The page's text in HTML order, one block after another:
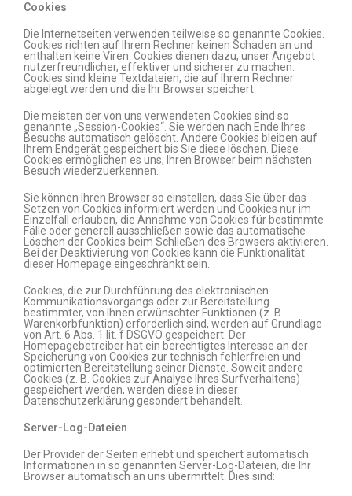
Cookies
Die Internetseiten verwenden teilweise so genannte Cookies.
Cookies richten auf Ihrem Rechner keinen Schaden an und
enthalten keine Viren. Cookies dienen dazu, unser Angebot
nutzerfreundlicher, effektiver und sicherer zu machen.
Cookies sind kleine Textdateien, die auf Ihrem Rechner
abgelegt werden und die Ihr Browser speichert.
Die meisten der von uns verwendeten Cookies sind so
genannte „Session-Cookies“. Sie werden nach Ende Ihres
Besuchs automatisch gelöscht. Andere Cookies bleiben auf
Ihrem Endgerät gespeichert bis Sie diese löschen. Diese
Cookies ermöglichen es uns, Ihren Browser beim nächsten
Besuch wiederzuerkennen.
Sie können Ihren Browser so einstellen, dass Sie über das
Setzen von Cookies informiert werden und Cookies nur im
Einzelfall erlauben, die Annahme von Cookies für bestimmte
Fälle oder generell ausschließen sowie das automatische
Löschen der Cookies beim Schließen des Browsers aktivieren.
Bei der Deaktivierung von Cookies kann die Funktionalität
dieser Homepage eingeschränkt sein.
Cookies, die zur Durchführung des elektronischen
Kommunikationsvorgangs oder zur Bereitstellung
bestimmter, von Ihnen erwünschter Funktionen (z. B.
Warenkorbfunktion) erforderlich sind, werden auf Grundlage
von Art. 6 Abs. 1 lit. f DSGVO gespeichert. Der
Homepagebetreiber hat ein berechtigtes Interesse an der
Speicherung von Cookies zur technisch fehlerfreien und
optimierten Bereitstellung seiner Dienste. Soweit andere
Cookies (z. B. Cookies zur Analyse Ihres Surfverhaltens)
gespeichert werden, werden diese in dieser
Datenschutzerklärung gesondert behandelt.
Server-Log-Dateien
Der Provider der Seiten erhebt und speichert automatisch
Informationen in so genannten Server-Log-Dateien, die Ihr
Browser automatisch an uns übermittelt. Dies sind: